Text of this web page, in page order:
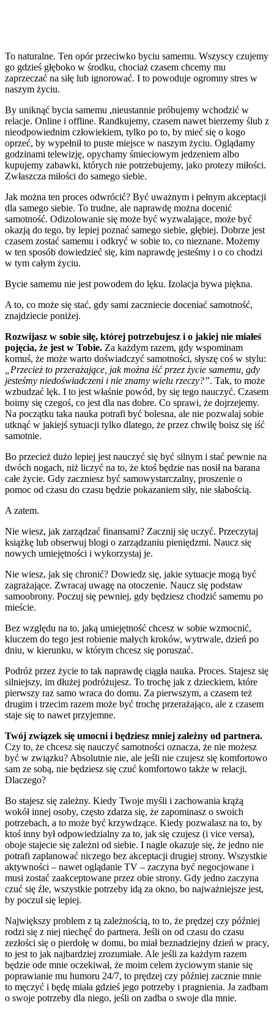
To naturalne. Ten opór przeciwko byciu samemu. Wszyscy czujemy
go gdzieś głęboko w środku, chociaż czasem chcemy mu
zaprzeczać na siłę lub ignorować. I to powoduje ogromny stres w
naszym życiu.
By uniknąć bycia samemu ,nieustannie próbujemy wchodzić w
relacje. Online i offline. Randkujemy, czasem nawet bierzemy ślub z
nieodpowiednim człowiekiem, tylko po to, by mieć się o kogo
oprzeć, by wypełnił to puste miejsce w naszym życiu. Oglądamy
godzinami telewizję, opychamy śmieciowym jedzeniem albo
kupujemy zabawki, których nie potrzebujemy, jako protezy miłości.
Zwłaszcza miłości do samego siebie.
Jak można ten proces odwrócić? Być uważnym i pełnym akceptacji
dla samego siebie. To trudne, ale naprawdę można docenić
samotność. Odizolowanie się może być wyzwalające, może być
okazją do tego, by lepiej poznać samego siebie, głębiej. Dobrze jest
czasem zostać samemu i odkryć w sobie to, co nieznane. Możemy
w ten sposób dowiedzieć się, kim naprawdę jesteśmy i o co chodzi
w tym całym życiu.
Bycie samemu nie jest powodem do lęku. Izolacja bywa piękna.
A to, co może się stać, gdy sami zaczniecie doceniać samotność,
znajdziecie poniżej.
Rozwijasz w sobie siłę, której potrzebujesz i o jakiej nie miałeś
pojęcia, że jest w Tobie. Za każdym razem, gdy wspominam
komuś, że może warto doświadczyć samotności, słyszę coś w stylu:
„Przecież to przerażające, jak można iść przez życie samemu, gdy
jesteśmy niedoświadczeni i nie znamy wielu rzeczy?”. Tak, to może
wzbudzać lęk. I to jest właśnie powód, by się tego nauczyć. Czasem
boimy się czegoś, co jest dla nas dobre. Co sprawi, że dojrzejemy.
Na początku taka nauka potrafi być bolesna, ale nie pozwalaj sobie
utknąć w jakiejś sytuacji tylko dlatego, że przez chwilę boisz się iść
samotnie.
Bo przecież dużo lepiej jest nauczyć się być silnym i stać pewnie na
dwóch nogach, niż liczyć na to, że ktoś będzie nas nosił na barana
całe życie. Gdy zaczniesz być samowystarczalny, proszenie o
pomoc od czasu do czasu będzie pokazaniem siły, nie słabością.
A zatem.
Nie wiesz, jak zarządzać finansami? Zacznij się uczyć. Przeczytaj
książkę lub obserwuj blogi o zarządzaniu pieniędzmi. Naucz się
nowych umiejętności i wykorzystaj je.
Nie wiesz, jak się chronić? Dowiedz się, jakie sytuacje mogą być
zagrażające. Zwracaj uwagę na otoczenie. Naucz się podstaw
samoobrony. Poczuj się pewniej, gdy będziesz chodzić samemu po
mieście.
Bez względu na to, jaką umiejętność chcesz w sobie wzmocnić,
kluczem do tego jest robienie małych kroków, wytrwale, dzień po
dniu, w kierunku, w którym chcesz się poruszać.
Podróż przez życie to tak naprawdę ciągła nauka. Proces. Stajesz się
silniejszy, im dłużej podróżujesz. To trochę jak z dzieckiem, które
pierwszy raz samo wraca do domu. Za pierwszym, a czasem też
drugim i trzecim razem może być trochę przerażająco, ale z czasem
staje się to nawet przyjemne.
Twój związek się umocni i będziesz mniej zależny od partnera.
Czy to, że chcesz się nauczyć samotności oznacza, że nie możesz
być w związku? Absolutnie nie, ale jeśli nie czujesz się komfortowo
sam ze sobą, nie będziesz się czuć komfortowo także w relacji.
Dlaczego?
Bo stajesz się zależny. Kiedy Twoje myśli i zachowania krążą
wokół innej osoby, często zdarza się, że zapominasz o swoich
potrzebach, a to może być krzywdzące. Kiedy pozwalasz na to, by
ktoś inny był odpowiedzialny za to, jak się czujesz (i vice versa),
oboje stajecie się zależni od siebie. I nagle okazuje się, że jedno nie
potrafi zaplanować niczego bez akceptacji drugiej strony. Wszystkie
aktywności – nawet oglądanie TV – zaczyna być negocjowane i
musi zostać zaakceptowane przez obie strony. Gdy jedno zaczyna
czuć się źle, wszystkie potrzeby idą za okno, bo najważniejsze jest,
by poczuł się lepiej.
Największy problem z tą zależnością, to to, że prędzej czy później
rodzi się z niej niechęć do partnera. Jeśli on od czasu do czasu
zezłości się o pierdołę w domu, bo miał beznadziejny dzień w pracy,
to jest to jak najbardziej zrozumiałe. Ale jeśli za każdym razem
będzie ode mnie oczekiwał, że moim celem życiowym stanie się
poprawianie mu humoru 24/7, to prędzej czy później zacznie mnie
to męczyć i będę miała gdzieś jego potrzeby i pragnienia. Ja zadbam
o swoje potrzeby dla niego, jeśli on zadba o swoje dla mnie.